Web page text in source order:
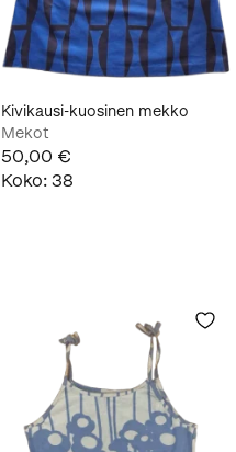
Kivikausi-kuosinen mekko
Mekot
50,00 €
Koko: 38